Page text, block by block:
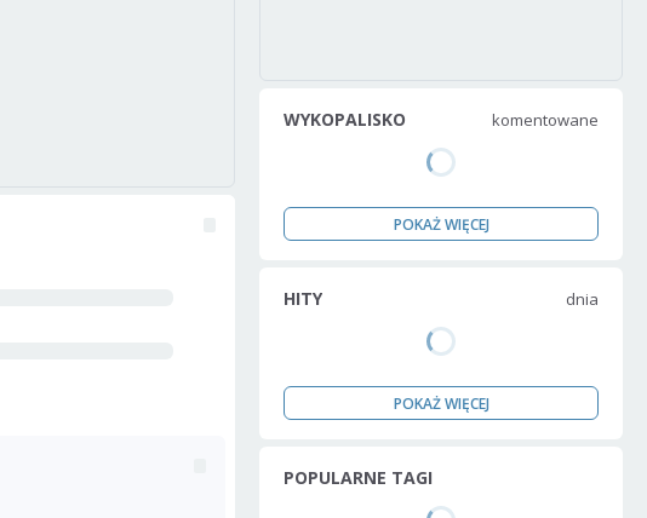
WYKOPALISKO komentowane
POKAŻ WIĘCEJ
HITY dnia
POKAŻ WIĘCEJ
POPULARNE TAGI